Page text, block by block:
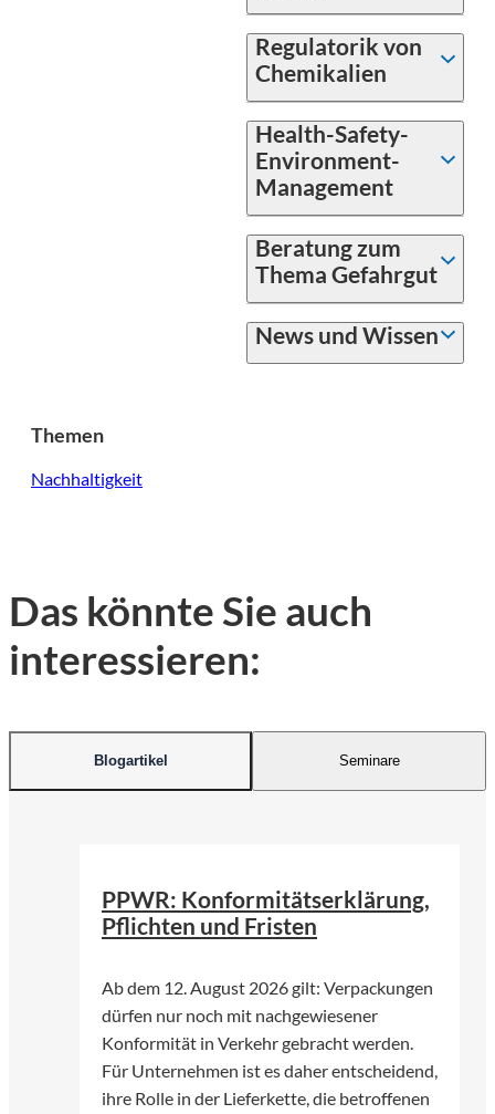
Regulatorik von
Chemikalien
Health-Safety-
Environment-
Management
Beratung zum
Thema Gefahrgut
News und Wissen
Themen
Nachhaltigkeit
Das könnte Sie auch
interessieren:
Blogartikel Seminare
PPWR: Konformitätserklärung,
Pflichten und Fristen
Ab dem 12. August 2026 gilt: Verpackungen
dürfen nur noch mit nachgewiesener
Konformität in Verkehr gebracht werden.
Für Unternehmen ist es daher entscheidend,
ihre Rolle in der Lieferkette, die betroffenen